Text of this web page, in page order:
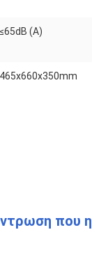
≤65dB (Α)
465x660x350mm
που η